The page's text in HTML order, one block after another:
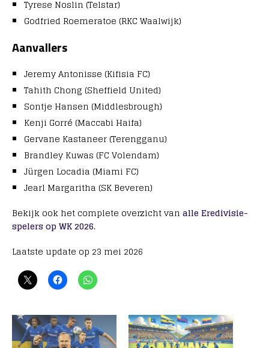
Tyrese Noslin (Telstar)
Godfried Roemeratoe (RKC Waalwijk)
Aanvallers
Jeremy Antonisse (Kifisia FC)
Tahith Chong (Sheffield United)
Sontje Hansen (Middlesbrough)
Kenji Gorré (Maccabi Haifa)
Gervane Kastaneer (Terengganu)
Brandley Kuwas (FC Volendam)
Jürgen Locadia (Miami FC)
Jearl Margaritha (SK Beveren)
Bekijk ook het complete overzicht van alle Eredivisie-
spelers op WK 2026.
Laatste update op 23 mei 2026